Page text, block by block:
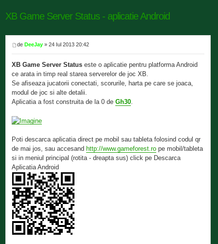
XB Game Server Status - aplicatie Android
deDeeJay » 24 Iul 2013 20:42
XB Game Server Status este o aplicatie pentru platforma Android
ce arata in timp real starea serverelor de joc XB.
Se afiseaza jucatorii conectati, scorurile, harta pe care se joaca,
modul de joc si alte detalii.
Aplicatia a fost construita de la 0 deGh30
Poti descarca aplicatia direct pe mobil sau tableta folosind codul qr
de mai jos, sau accesandhttp://www.gameforest.ro pe mobil/tableta
si in meniul principal (rotita - dreapta sus) click pe Descarca
Aplicatia Android